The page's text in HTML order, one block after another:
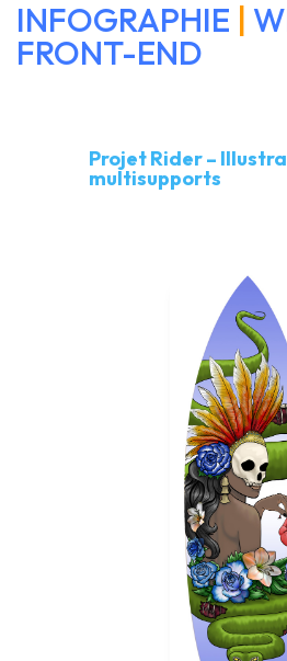
INFOGRAPHIE |
FRONT-END
Projet
Projet Rider –
multisupports